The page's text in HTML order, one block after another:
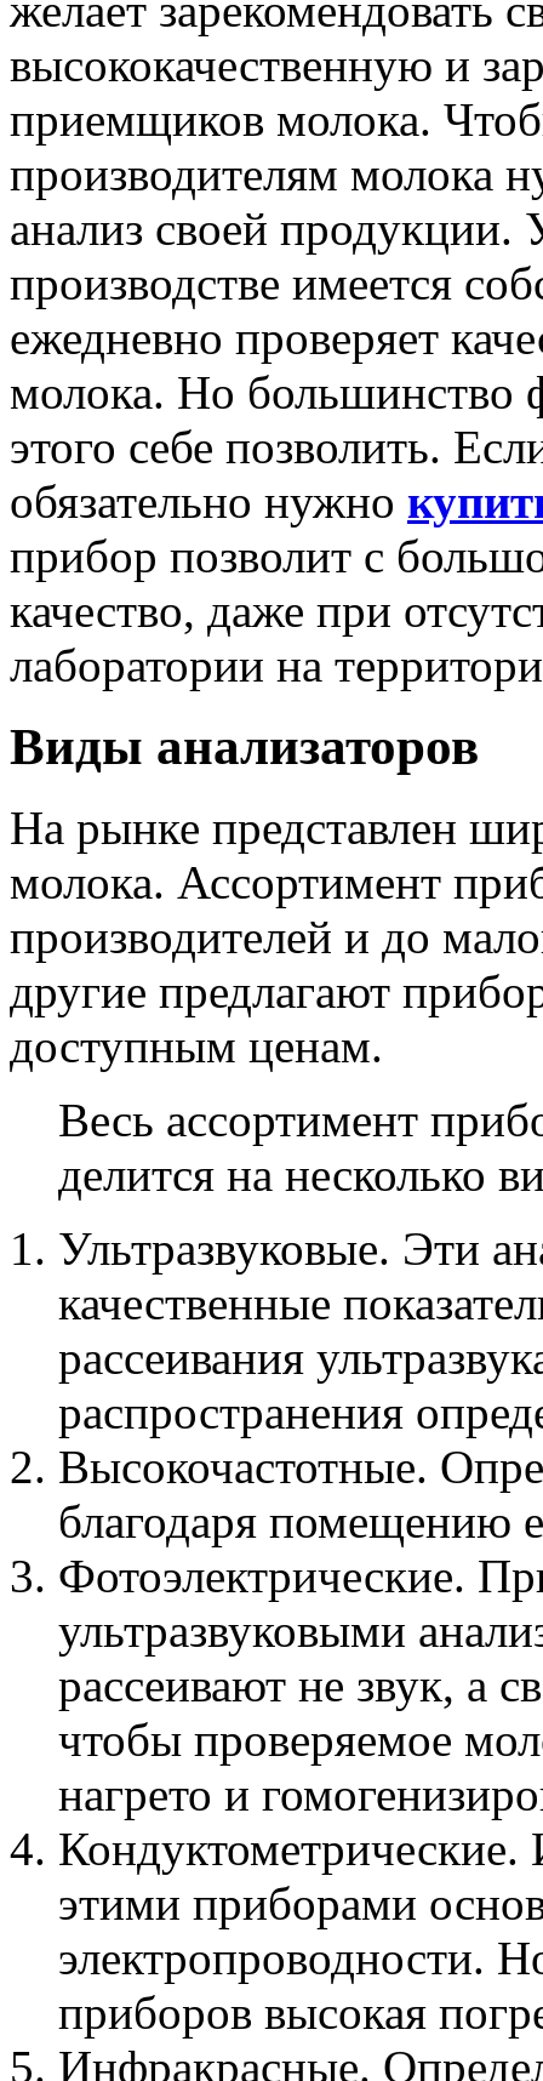
желает зарекомендовать
высококачественную и
приемщиков молока.
производителям молока
анализ своей
производстве имеется
ежедневно проверяет
молока. Но большинство
этого себе позволить.
обязательно нужно
прибор позволит с
качество, даже при
лаборатории на
Виды анализаторов
На рынке представлен
молока. Ассортимент
производителей и до
другие предлагают
доступным ценам.
Весь ассортимент
делится на несколько
Ультразвуковые. Эти
качественные
рассеивания
распространения
Высокочастотные.
благодаря помещению
Фотоэлектрические.
ультразвуковыми
рассеивают не звук, а
чтобы проверяемое
нагрето и
Кондуктометрические.
этими приборами
электропроводности.
приборов высокая
Инфракрасные.